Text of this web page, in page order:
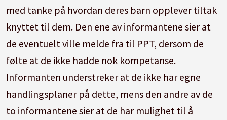
med tanke på hvordan deres barn opplever tiltak
knyttet til dem. Den ene av informantene sier at
de eventuelt ville melde fra til PPT, dersom de
følte at de ikke hadde nok kompetanse.
Informanten understreker at de ikke har egne
handlingsplaner på dette, mens den andre av de
to informantene sier at de har mulighet til å